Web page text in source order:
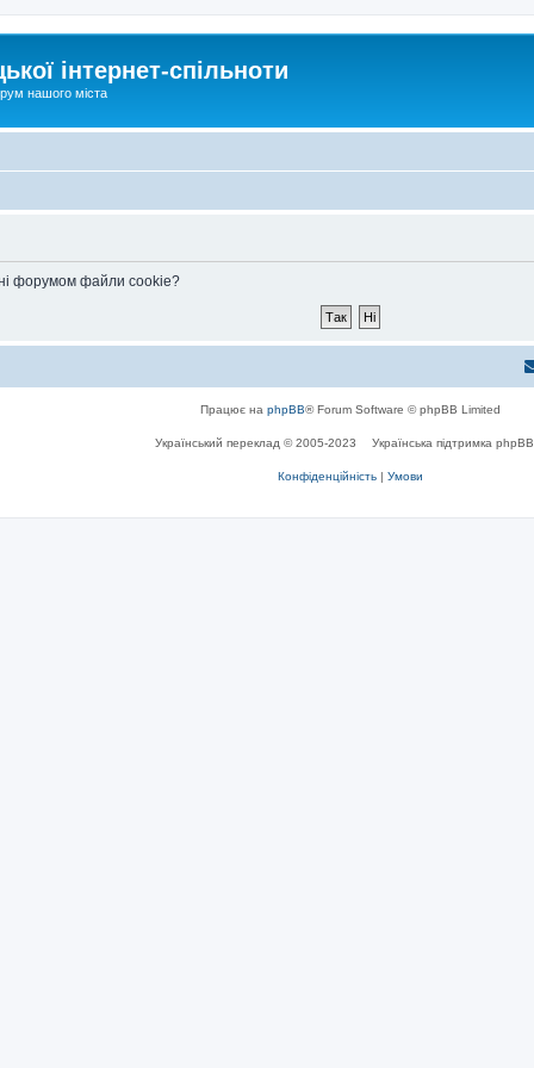
інтернет-спільноти
нашого міста
форумом файли cookie?
Працює на phpBB® Forum Software © phpBB Limited
Український переклад © 2005-2023 Українська підтримка phpBB
Конфіденційність | Умови